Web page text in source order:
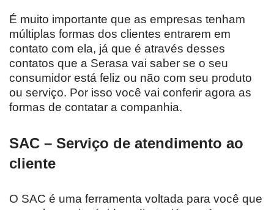
É muito importante que as empresas tenham
múltiplas formas dos clientes entrarem em
contato com ela, já que é através desses
contatos que a Serasa vai saber se o seu
consumidor está feliz ou não com seu produto
ou serviço. Por isso você vai conferir agora as
formas de contatar a companhia.
SAC – Serviço de atendimento ao
cliente
O SAC é uma ferramenta voltada para você que